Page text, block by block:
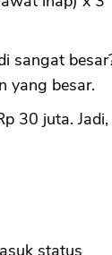
sangat
yang besar.
30 juta. Jadi,